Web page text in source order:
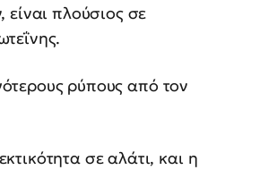
πλούσιος σε
ρύπους από τον
σε αλάτι, και η